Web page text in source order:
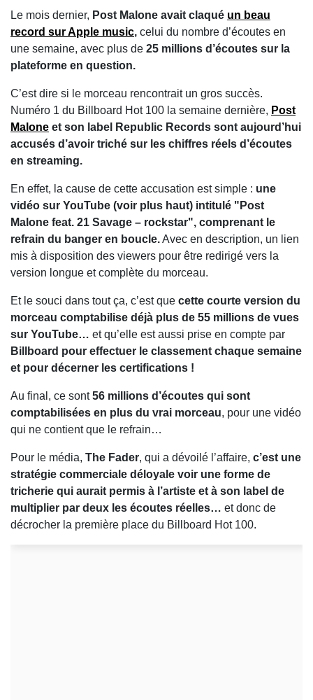
Le mois dernier, Post Malone avait claqué un beau
record sur Apple music, celui du nombre d’écoutes en
une semaine, avec plus de 25 millions d’écoutes sur la
plateforme en question.
C’est dire si le morceau rencontrait un gros succès.
Numéro 1 du Billboard Hot 100 la semaine dernière, Post
Malone et son label Republic Records sont aujourd’hui
accusés d’avoir triché sur les chiffres réels d’écoutes
en streaming.
En effet, la cause de cette accusation est simple : une
vidéo sur YouTube (voir plus haut) intitulé "Post
Malone feat. 21 Savage – rockstar", comprenant le
refrain du banger en boucle.Avec en description, un lien
mis à disposition des viewers pour être redirigé vers la
version longue et complète du morceau.
Et le souci dans tout ça, c’est que cette courte version du
morceau comptabilise déjà plus de 55 millions de vues
sur YouTube… et qu’elle est aussi prise en compte par
Billboard pour effectuer le classement chaque semaine
et pour décerner les certifications !
Au final, ce sont56 millions d’écoutes qui sont
comptabilisées en plus du vrai morceau, pour une vidéo
qui ne contient que le refrain…
Pour le média, The Fader, qui a dévoilé l’affaire, c’est une
stratégie commerciale déloyale voir une forme de
tricherie qui aurait permis à l’artiste et à son label de
multiplier par deux les écoutes réelles… et donc de
décrocher la première place du Billboard Hot 100.